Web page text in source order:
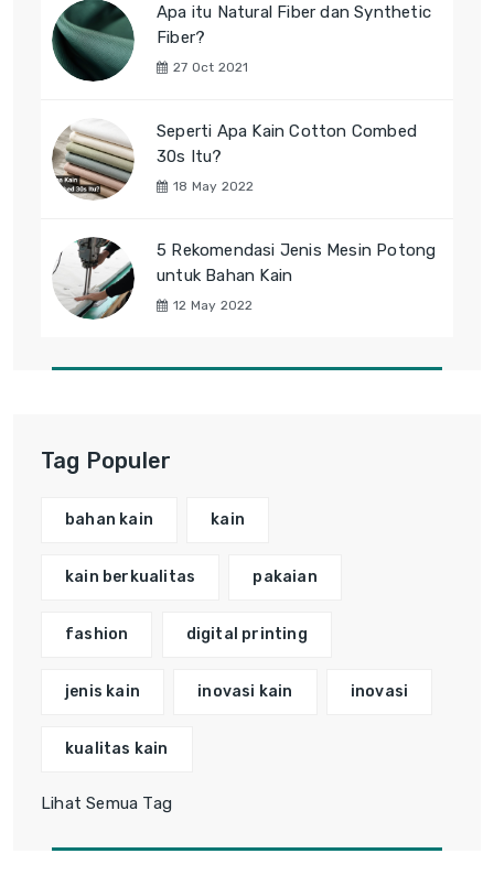
Apa itu Natural Fiber dan Synthetic
Fiber?
27 Oct 2021
Seperti Apa Kain Cotton Combed
30s Itu?
18 May 2022
5 Rekomendasi Jenis Mesin Potong
untuk Bahan Kain
12 May 2022
Tag Populer
bahan kain kain
kain berkualitas pakaian
fashion digital printing
jenis kain inovasi kain inovasi
kualitas kain
Lihat Semua Tag